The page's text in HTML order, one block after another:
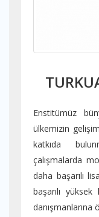
Enstitümüz
ülkemizin
katkıda
çalışmalarda
daha başarılı
başarılı
danışmanlarına